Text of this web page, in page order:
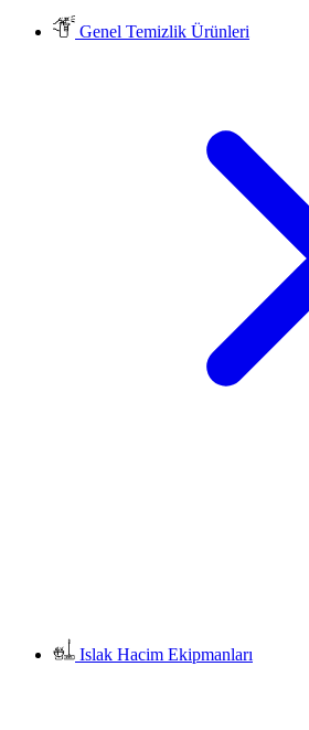
Genel Temizlik Ürünleri
Islak Hacim Ekipmanları